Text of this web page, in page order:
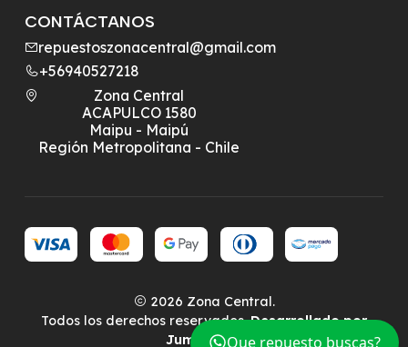
CONTÁCTANOS
repuestoszonacentral@gmail.com
+56940527218
Zona Central
ACAPULCO 1580
Maipu - Maipú
Región Metropolitana - Chile
2026 Zona Central.
Todos los derechos reservados.Desarrollado por
Jumpseller.
Que repuesto buscas?